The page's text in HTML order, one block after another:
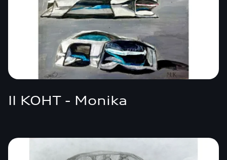
II KOHT - Monika